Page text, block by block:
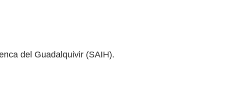
del Guadalquivir (SAIH).